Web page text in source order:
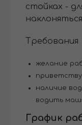
стойках -
Требования
желание
наличие
водить
График